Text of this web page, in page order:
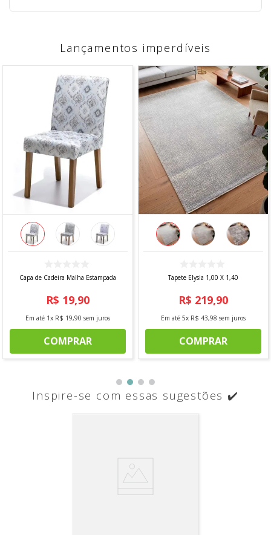
Lançamentos imperdíveis
Capa de Cadeira Malha Estampada
R$ 19,90
Em até 1x R$ 19,90 sem juros
COMPRAR
Tapete Elysia 1,00 X 1,40
R$ 219,90
Em até 5x R$ 43,98 sem juros
COMPRAR
Inspire-se com essas sugestões ✔️